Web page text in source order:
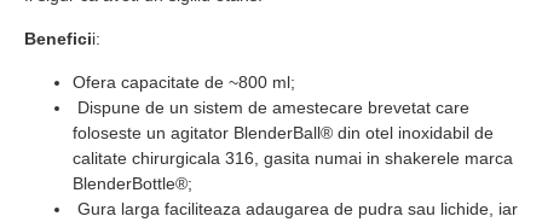
Beneficii:
Ofera capacitate de ~800 ml;
Dispune de un sistem de amestecare brevetat care
foloseste un agitator BlenderBall® din otel inoxidabil de
calitate chirurgicala 316, gasita numai in shakerele marca
BlenderBottle®;
Gura larga faciliteaza adaugarea de pudra sau lichide, iar